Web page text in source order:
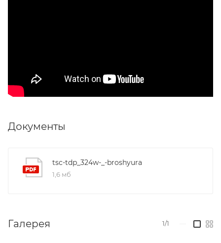
Документы
tsc-tdp_324w-_-broshyura
1,6 мб
Галерея 1/1